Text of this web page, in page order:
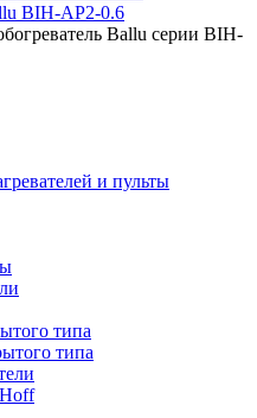
BIH-AP2-0.6
Ballu серии BIH-
и пульты
типа
типа